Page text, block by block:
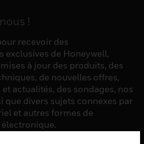
!
recevoir des
exclusives de Honeywell,
à jour des produits, des
de nouvelles offres,
actualités, des sondages, nos
que divers sujets connexes par
et autres formes de